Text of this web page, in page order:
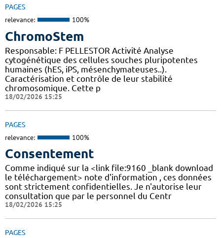
PAGES
relevance: 100%
ChromoStem
Responsable: F PELLESTOR Activité Analyse
cytogénétique des cellules souches pluripotentes
humaines (hES, iPS, mésenchymateuses..).
Caractérisation et contrôle de leur stabilité
chromosomique. Cette p
18/02/2026 15:25
PAGES
relevance: 100%
Consentement
Comme indiqué sur la <link file:9160 _blank download
le téléchargement> note d'information , ces données
sont strictement confidentielles. Je n'autorise leur
consultation que par le personnel du Centr
18/02/2026 15:25
PAGES